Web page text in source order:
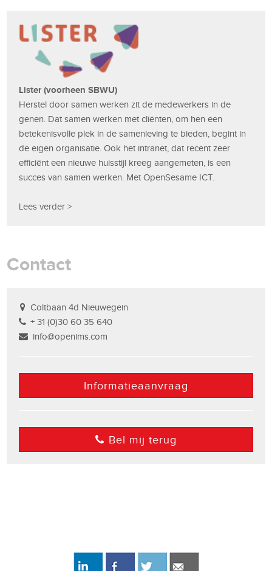
Lister (voorheen SBWU)
Herstel door samen werken zit de medewerkers in de
genen. Dat samen werken met cliënten, om hen een
betekenisvolle plek in de samenleving te bieden, begint in
de eigen organisatie. Ook het intranet, dat recent zeer
efficiënt een nieuwe huisstijl kreeg aangemeten, is een
succes van samen werken. Met OpenSesame ICT.
Lees verder >
Contact
Coltbaan 4d Nieuwegein
+ 31 (0)30 60 35 640
info@openims.com
Informatieaanvraag
Bel mij terug